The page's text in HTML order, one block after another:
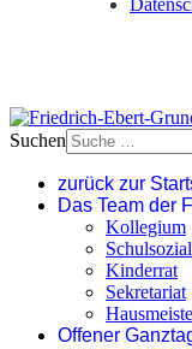
Suchen
zurück zur
Das Team der
Kollegium
Kinderrat
Sekretariat
Offener